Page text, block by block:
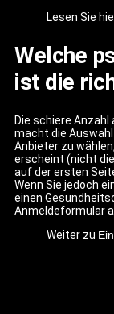
Lesen Sie
Welche
ist die
Die schiere
macht die
Anbieter zu
erscheint (nicht
auf der ersten
Wenn Sie jedoch
einen
Anmeldeformular
Weiter zu